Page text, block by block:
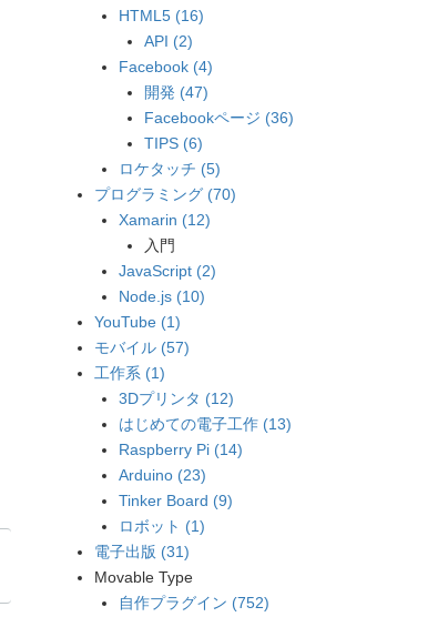
HTML5 (16)
API (2)
Facebook (4)
開発 (47)
Facebookページ (36)
TIPS (6)
ロケタッチ (5)
プログラミング (70)
Xamarin (12)
入門
JavaScript (2)
Node.js (10)
YouTube (1)
モバイル (57)
工作系 (1)
3Dプリンタ (12)
はじめての電子工作 (13)
Raspberry Pi (14)
Arduino (23)
Tinker Board (9)
ロボット (1)
電子出版 (31)
Movable Type
自作プラグイン (752)